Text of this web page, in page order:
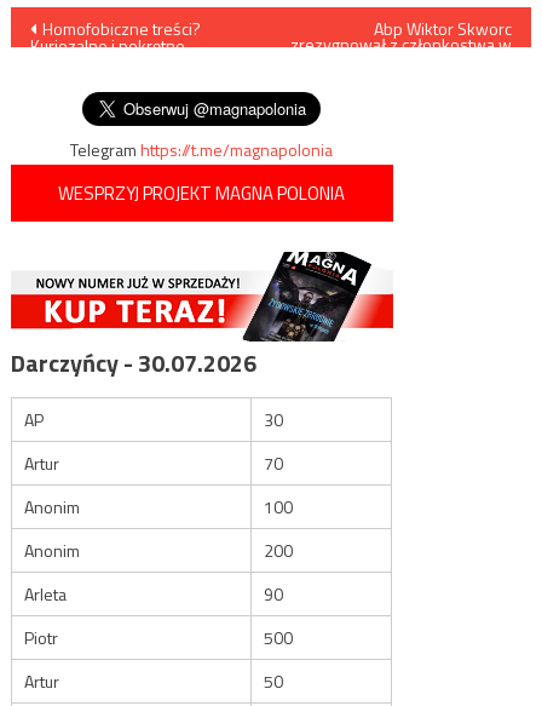
Nawigacja
wpisu
Homofobiczne treści?
Kuriozalne i pokrętne
Abp Wiktor Skworc
zrezygnował z członkostwa w
Telegramhttps://t.me/magnapolonia
WESPRZYJ PROJEKT MAGNA POLONIA
Darczyńcy - 30.07.2026
AP
30
Artur
70
Anonim
100
Anonim
200
Arleta
90
Piotr
500
Artur
50